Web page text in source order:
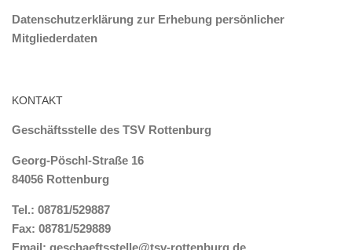
Datenschutzerklärung zur Erhebung persönlicher
Mitgliederdaten
KONTAKT
Geschäftsstelle des TSV Rottenburg
Georg-Pöschl-Straße 16
84056 Rottenburg
Tel.: 08781/529887
Fax: 08781/529889